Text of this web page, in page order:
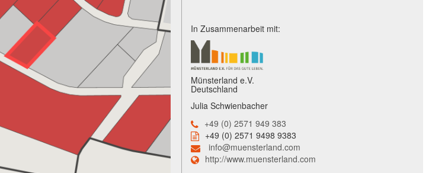
In Zusammenarbeit mit:
Münsterland e.V.
Deutschland
Julia Schwienbacher
+49 (0) 2571 949 383
+49 (0) 2571 9498 9383
info@muensterland.com
http://www.muensterland.com